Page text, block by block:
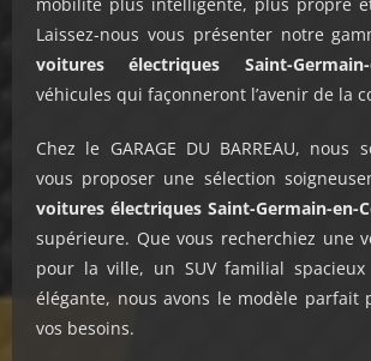
Laissez-nous vous présenter notre
voitures électriques Saint-Germain-
véhicules qui façonneront l’avenir de la
Chez le GARAGE DU BARREAU, nous
vous proposer une sélection
voitures électriques Saint-Germain-en-
supérieure. Que vous recherchiez une
pour la ville, un SUV familial
élégante, nous avons le modèle parfait
vos besoins.